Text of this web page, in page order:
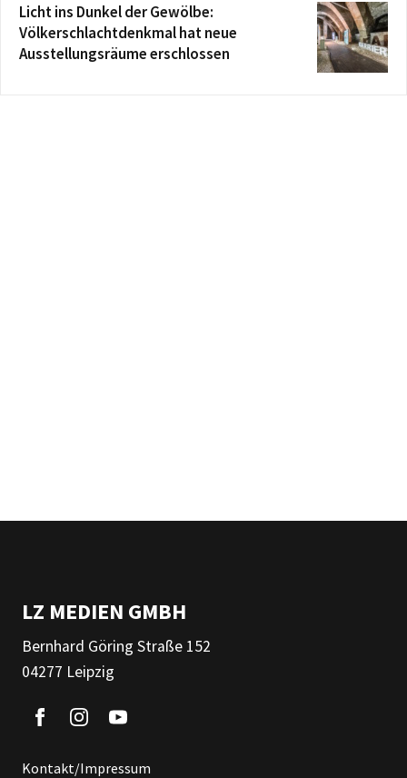
Licht ins Dunkel der Gewölbe:
Völkerschlachtdenkmal hat neue
Ausstellungsräume erschlossen
LZ MEDIEN GMBH
Bernhard Göring Straße 152
04277 Leipzig
Kontakt/Impressum